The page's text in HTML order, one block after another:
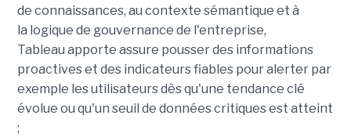
de connaissances, au contexte sémantique et à
la logique de gouvernance de l'entreprise,
Tableau apporte assure pousser des informations
proactives et des indicateurs fiables pour alerter par
exemple les utilisateurs dès qu'une tendance clé
évolue ou qu'un seuil de données critiques est atteint
;